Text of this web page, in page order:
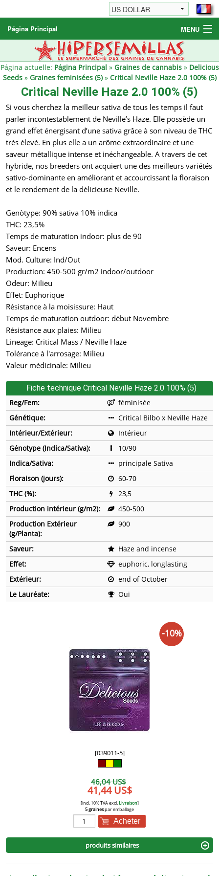
Página Principal MENU
Graines de cannabis
Autres produits
Página actuelle: Página Principal » Graines de cannabis» Delicious
Seeds» Graines feminisées (5)» Critical Neville Haze 2.0 100% (5)
Critical Neville Haze 2.0 100% (5)
Si vous cherchez la meilleur sativa de tous les temps il faut
parler incontestablement de Neville’s Haze. Elle possède un
grand effet énergisant d’une sativa grâce à son niveau de THC
très élevé. En plus elle a un arôme extraordinaire et une
saveur métallique intense et inéchangeable. A travers de cet
hybride, nos breeders ont acquiert une des meilleurs variétés
sativo-dominante en améliorant et accourcissant la floraison
et le rendement de la délicieuse Neville.
Genòtype: 90% sativa 10% indica
THC: 23,5%
Temps de maturation indoor: plus de 90
Saveur: Encens
Mod. Culture: Ind/Out
Production: 450-500 gr/m2 indoor/outdoor
Odeur: Milieu
Effet: Euphorique
Résistance à la moisissure: Haut
Temps de maturation outdoor: début Novembre
Résistance aux plaies: Milieu
Lineage: Critical Mass / Neville Haze
Tolérance à l'arrosage: Milieu
Valeur mèdicinale: Milieu
Fiche technique Critical Neville Haze 2.0 100% (5)
Reg/Fem:
féminisée
Génétique:
Critical Bilbo x Neville Haze
Intérieur/Extérieur:
Intérieur
Génotype (Indica/Sativa):
10/90
Indica/Sativa:
principale Sativa
Floraison (jours):
60-70
THC (%):
23,5
Production intérieur (g/m2):
450-500
Production Extérieur
(g/Planta):
900
Saveur:
Haze and incense
Effet:
euphoric, longlasting
Extérieur:
end of October
Le Lauréate:
Oui
[039011-5]
46,04 US$
41,44 US$
[incl. 10% TVA excl. Livraison]
5 grainespar emballage
Acheter
-10%
produits similaires